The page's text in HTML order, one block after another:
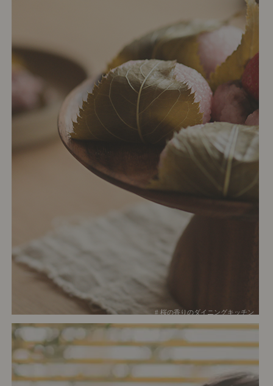
# 桜の香りのダイニングキッチン